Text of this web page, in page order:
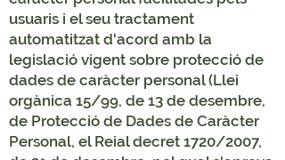
usuaris i el seu tractament
automatitzat d'acord amb la
legislació vigent sobre protecció de
dades de caràcter personal (Llei
orgànica 15/99, de 13 de desembre,
de Protecció de Dades de Caràcter
Personal, el Reial decret 1720/2007,